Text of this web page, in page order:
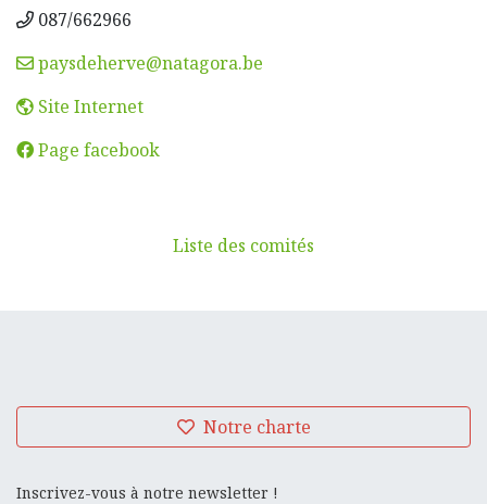
087/662966
paysdeherve@natagora.be
Site Internet
Page facebook
Liste des comités
Notre charte
Inscrivez-vous à notre newsletter !